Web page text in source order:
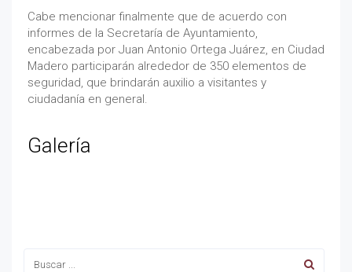
Cabe mencionar finalmente que de acuerdo con
informes de la Secretaría de Ayuntamiento,
encabezada por Juan Antonio Ortega Juárez, en Ciudad
Madero participarán alrededor de 350 elementos de
seguridad, que brindarán auxilio a visitantes y
ciudadanía en general.
Galería